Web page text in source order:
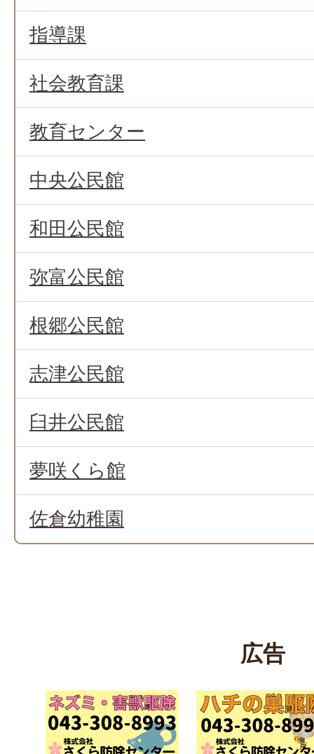
指導課
社会教育課
教育センター
中央公民館
和田公民館
弥富公民館
根郷公民館
志津公民館
臼井公民館
夢咲くら館
佐倉幼稚園
広告